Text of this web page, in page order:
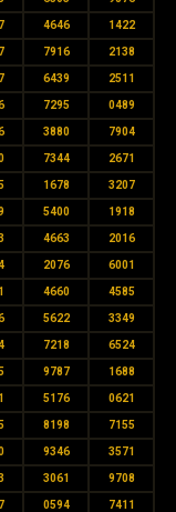
4646 1422
7916 2138
6439 2511
7295 0489
3880 7904
7344 2671
1678 3207
5400 1918
4663 2016
2076 6001
4660 4585
5622 3349
7218 6524
9787 1688
5176 0621
8198 7155
9346 3571
3061 9708
0594 7411